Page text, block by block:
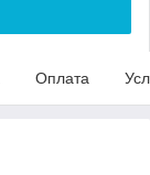
Оплата